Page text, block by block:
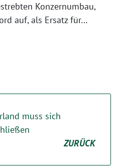
Konzernumbau,
auf, als Ersatz für…
muss sich
ZURÜCK